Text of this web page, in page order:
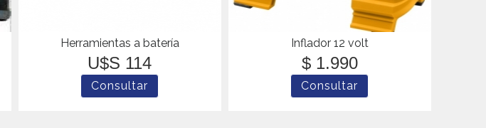
Herramientas a batería
U$S 114
Inflador 12 volt
$ 1.990